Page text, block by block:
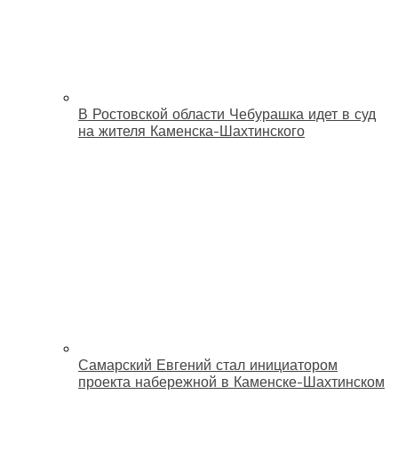
В Ростовской области Чебурашка идет в суд
на жителя Каменска-Шахтинского
Самарский Евгений стал инициатором
проекта набережной в Каменске-Шахтинском